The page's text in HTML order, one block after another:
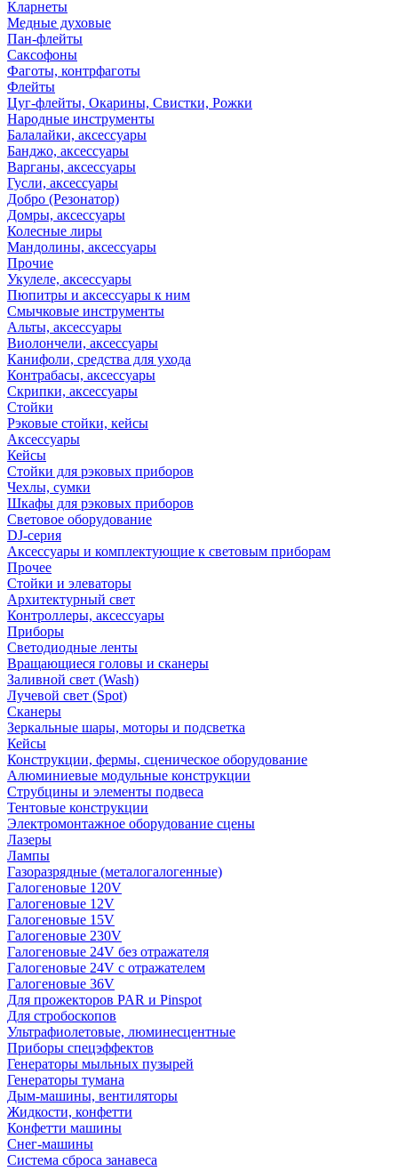
Кларнеты
Медные духовые
Пан-флейты
Саксофоны
Фаготы, контрфаготы
Флейты
Цуг-флейты, Окарины, Свистки, Рожки
Народные инструменты
Балалайки, аксессуары
Банджо, аксессуары
Варганы, аксессуары
Гусли, аксессуары
Добро (Резонатор)
Домры, аксессуары
Колесные лиры
Мандолины, аксессуары
Прочие
Укулеле, аксессуары
Пюпитры и аксессуары к ним
Смычковые инструменты
Альты, аксессуары
Виолончели, аксессуары
Канифоли, средства для ухода
Контрабасы, аксессуары
Скрипки, аксессуары
Стойки
Рэковые стойки, кейсы
Аксессуары
Кейсы
Стойки для рэковых приборов
Чехлы, сумки
Шкафы для рэковых приборов
Световое оборудование
DJ-серия
Аксессуары и комплектующие к световым приборам
Прочее
Стойки и элеваторы
Архитектурный свет
Контроллеры, аксессуары
Приборы
Светодиодные ленты
Вращающиеся головы и сканеры
Заливной свет (Wash)
Лучевой свет (Spot)
Сканеры
Зеркальные шары, моторы и подсветка
Кейсы
Конструкции, фермы, сценическое оборудование
Алюминиевые модульные конструкции
Струбцины и элементы подвеса
Тентовые конструкции
Электромонтажное оборудование сцены
Лазеры
Лампы
Газоразрядные (металогалогенные)
Галогеновые 120V
Галогеновые 12V
Галогеновые 15V
Галогеновые 230V
Галогеновые 24V без отражателя
Галогеновые 24V с отражателем
Галогеновые 36V
Для прожекторов PAR и Pinspot
Для стробоскопов
Ультрафиолетовые, люминесцентные
Приборы спецэффектов
Генераторы мыльных пузырей
Генераторы тумана
Дым-машины, вентиляторы
Жидкости, конфетти
Конфетти машины
Снег-машины
Система сброса занавеса